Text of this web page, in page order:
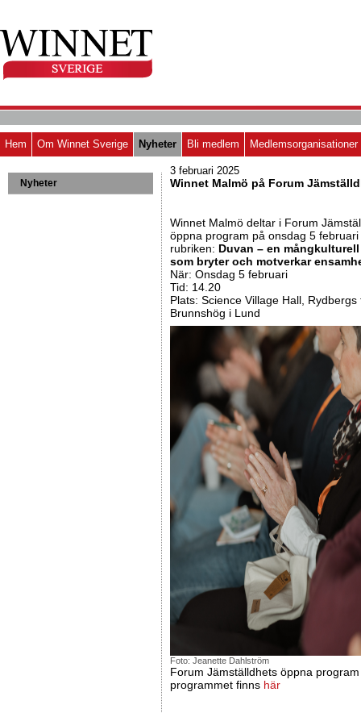
Hem Om Winnet Sverige Nyheter Bli medlem Medlemsorganisationer
Nyheter
3 februari 2025
Winnet Malmö på Forum
Winnet Malmö deltar i Forum
öppna program på onsdag 5
rubriken: Duvan – en
som bryter och motverkar
När: Onsdag 5 februari
Tid: 14.20
Plats: Science Village Hall, Rydbergs
Brunnshög i Lund
Foto: Jeanette Dahlström
Forum Jämställdhets öppna
programmet finns här